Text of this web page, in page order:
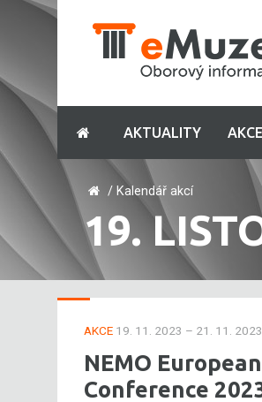
AKTUALITY AKCE
/ Kalendář akcí
19.
AKCE 19. 11. 2023 – 21. 11. 2023
NEMO
Conference